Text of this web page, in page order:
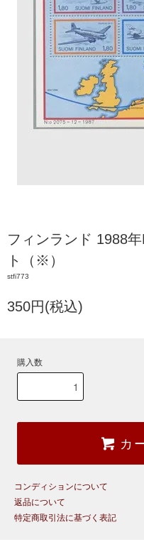
フィンランド 1988
ト（※）
stfi773
350円(税込)
購入数
カ
コンディションについて
返品について
特定商取引法に基づく表記